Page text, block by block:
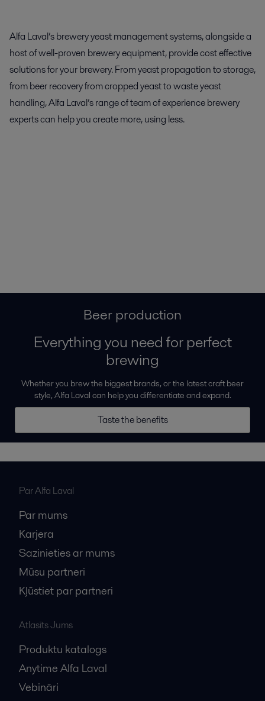
Alfa Laval’s brewery yeast management systems, alongside a
host of well-proven brewery equipment, provide cost effective
solutions for your brewery. From yeast propagation to storage,
from beer recovery from cropped yeast to waste yeast
handling, Alfa Laval’s range of team of experience brewery
experts can help you create more, using less.
Beer production
Everything you need for perfect
brewing
Whether you brew the biggest brands, or the latest craft beer
style, Alfa Laval can help you differentiate and expand.
Taste the benefits
Par Alfa Laval
Par mums
Karjera
Sazinieties ar mums
Mūsu partneri
Kļūstiet par partneri
Atlasīts Jums
Produktu katalogs
Anytime Alfa Laval
Vebināri